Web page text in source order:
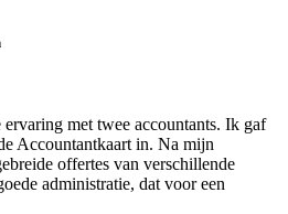
met twee accountants. Ik gaf
Accountantkaart in. Na mijn
offertes van verschillende
administratie, dat voor een